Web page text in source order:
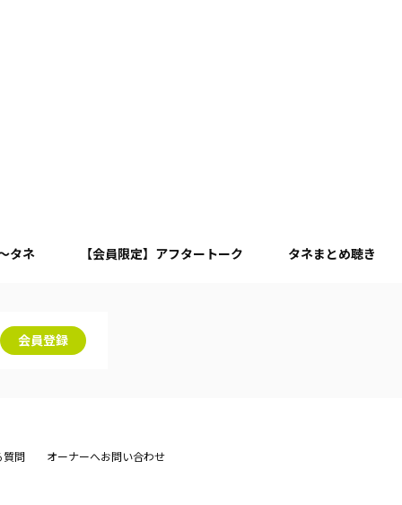
タネ 【会員限定】アフタートーク タネまとめ聴き
会員登録
質問 オーナーへお問い合わせ